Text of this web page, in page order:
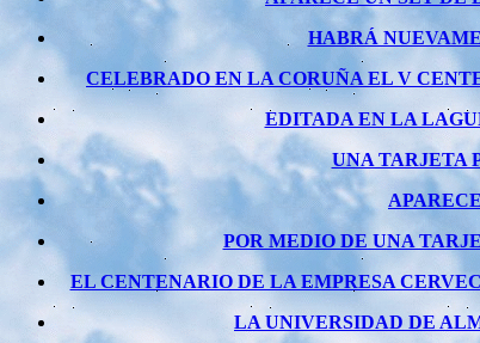
HABRÁ
CELEBRADO EN LA CORUÑA EL V
EDITADA EN LA
UNA TARJETA
POR MEDIO DE UNA
EL CENTENARIO DE LA EMPRESA
LA UNIVERSIDAD DE